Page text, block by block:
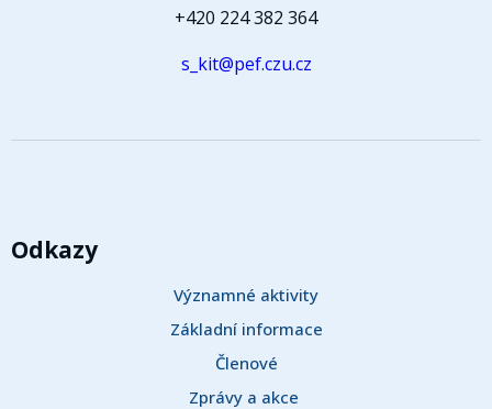
+420 224 382 364
s_kit@pef.czu.cz
Odkazy
Významné aktivity
Základní informace
Členové
Zprávy a akce